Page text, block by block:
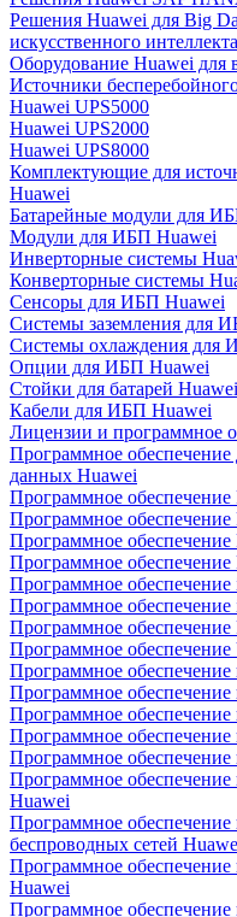
Решения Huawei для Big
искусственного интеллекта
Оборудование Huawei для
Источники
Huawei UPS5000
Huawei UPS2000
Huawei UPS8000
Комплектующие для
Huawei
Батарейные модули для
Модули для ИБП Huawei
Инверторные системы
Конверторные системы
Сенсоры для ИБП Huawei
Системы заземления для
Системы охлаждения для
Опции для ИБП Huawei
Стойки для батарей Huawei
Кабели для ИБП Huawei
Лицензии и программное
Программное обеспечение
данных Huawei
Программное обеспечение
Программное
Программное
Программное обеспечение
Программное обеспечение
Программное обеспечение
Программное
Программное
Программное
Программное
Программное
Программное
Программное
Программное
Huawei
Программное
беспроводных сетей
Программное
Huawei
Программное